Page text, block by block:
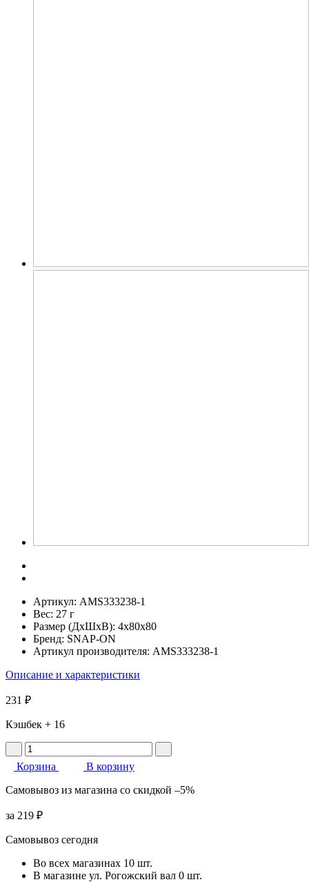
Артикул: AMS333238-1
Вес: 27 г
Размер (ДхШхВ): 4x80x80
Бренд: SNAP-ON
Артикул производителя: AMS333238-1
Описание и характеристики
231 ₽
Кэшбек + 16
Корзина
В корзину
Самовывоз из магазина со скидкой –5%
за 219 ₽
Самовывоз сегодня
Во всех магазинах 10 шт.
В магазине ул. Рогожский вал 0 шт.